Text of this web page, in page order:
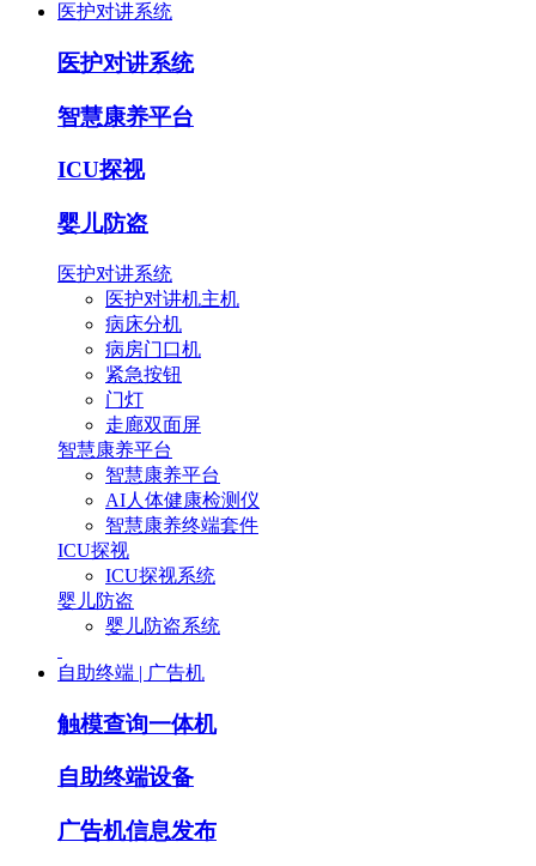
医护对讲系统
医护对讲系统
智慧康养平台
ICU探视
婴儿防盗
医护对讲系统
医护对讲机主机
病床分机
病房门口机
紧急按钮
门灯
走廊双面屏
智慧康养平台
智慧康养平台
AI人体健康检测仪
智慧康养终端套件
ICU探视
ICU探视系统
婴儿防盗
婴儿防盗系统
自助终端 | 广告机
触模查询一体机
自助终端设备
广告机信息发布